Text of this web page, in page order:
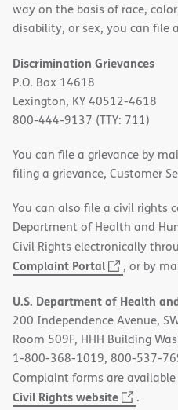
way on the basis of race,
disability, or sex, you can file
Discrimination Grievances
P.O. Box 14618
Lexington, KY 40512-4618
800-444-9137 (TTY: 711)
You can file a grievance by
filing a grievance, Customer
You can also file a civil rights
Department of Health and
Civil Rights electronically
Complaint Portal
(opens
new
window)
, or by
U.S. Department of Health
200 Independence Avenue,
Room 509F, HHH Building
1-800-368-1019, 800-537-
Complaint forms are
Civil Rights website
(opens
.